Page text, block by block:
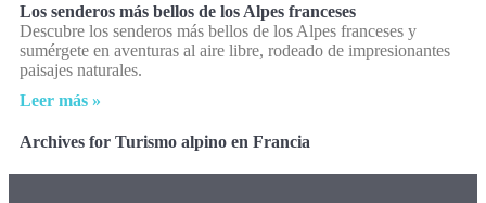
Los senderos más bellos de los Alpes franceses
Descubre los senderos más bellos de los Alpes franceses y
sumérgete en aventuras al aire libre, rodeado de impresionantes
paisajes naturales.
Leer más »
Archives for Turismo alpino en Francia